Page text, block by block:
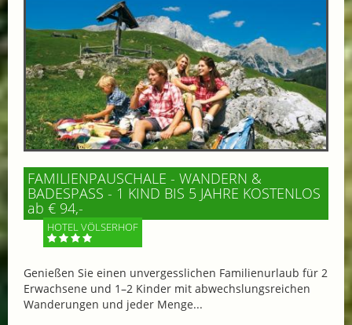
FAMILIENPAUSCHALE - WANDERN &
BADESPASS - 1 KIND BIS 5 JAHRE KOSTENLOS
ab € 94,-
HOTEL VÖLSERHOF
Genießen Sie einen unvergesslichen Familienurlaub für 2
Erwachsene und 1–2 Kinder mit abwechslungsreichen
Wanderungen und jeder Menge...